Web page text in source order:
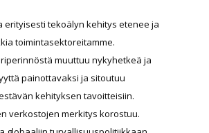
erityisesti tekoälyn kehitys etenee ja
toimintasektoreitamme.
muuttuu nykyhetkeä ja
painottavaksi ja sitoutuu
kehityksen tavoitteisiin.
verkostojen merkitys korostuu.